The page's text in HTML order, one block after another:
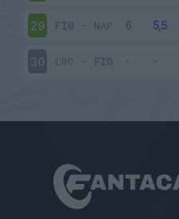
29 FIO - NAP
30 CRO - FIO